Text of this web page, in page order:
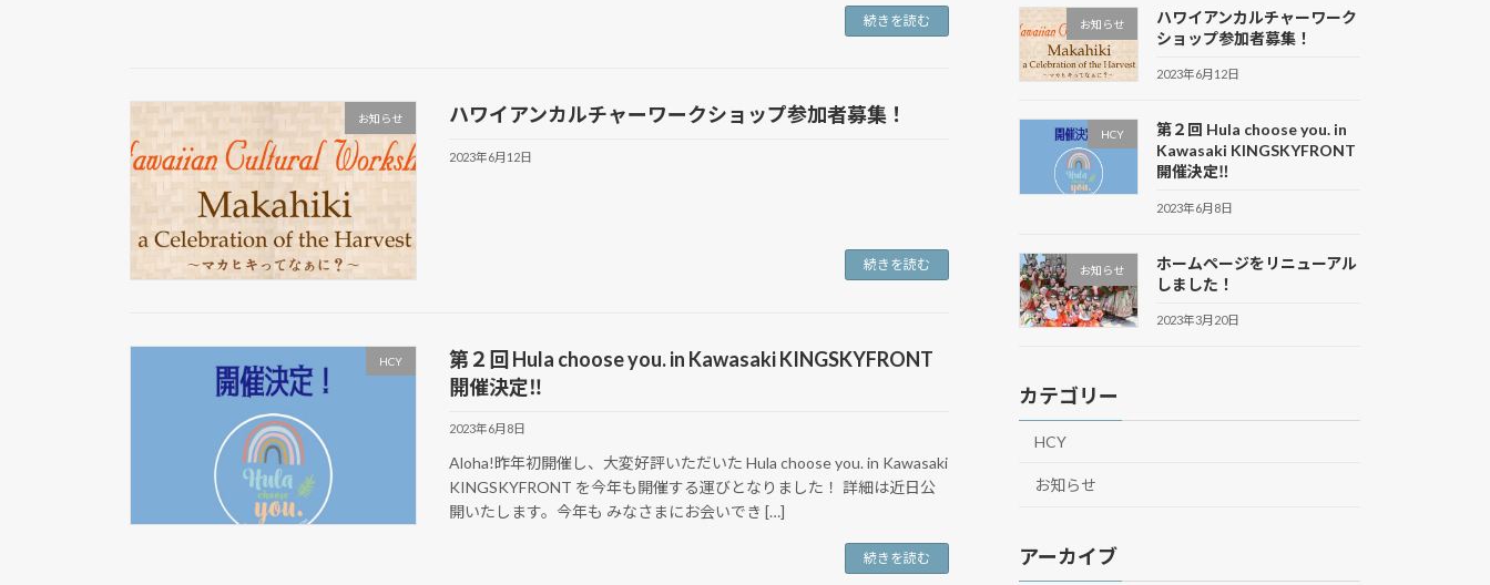
続きを読む
お知らせ ハワイアンカルチャーワークショップ参加者募集！
2023年6月12日
続きを読む
HCY
第２回 Hula choose you. in Kawasaki KINGSKYFRONT
開催決定‼
2023年6月8日
Aloha!昨年初開催し、大変好評いただいた Hula choose you. in Kawasaki
KINGSKYFRONT を今年も開催する運びとなりました！ 詳細は近日公
開いたします。今年も みなさまにお会いでき […]
続きを読む
お知らせ
ハワイアンカルチャーワーク
ショップ参加者募集！
2023年6月12日
HCY
第２回 Hula choose you. in
Kawasaki KINGSKYFRONT
開催決定‼
2023年6月8日
お知らせ
ホームページをリニューアル
しました！
2023年3月20日
カテゴリー
HCY
お知らせ
アーカイブ